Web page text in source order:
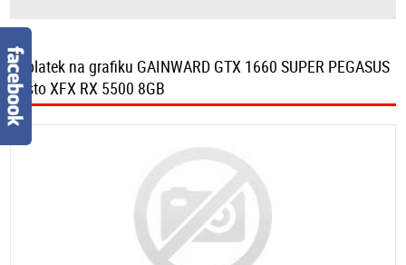
příplatek na grafiku GAINWARD GTX 1660 SUPER PEGASUS
místo XFX RX 5500 8GB